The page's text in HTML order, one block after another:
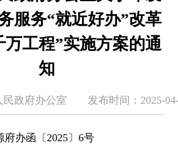
服务“就近好办”改革
万工程”实施方案的通
知
民政府办公室 发布时间：2025-04-
府办函〔2025〕6号